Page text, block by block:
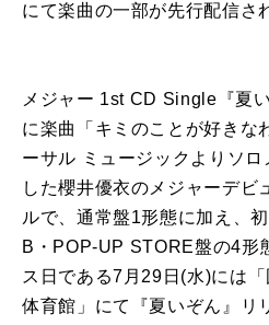
にて楽曲の一部が先行配信さ
メジャー 1st CD Single『夏
に楽曲「キミのことが好きな
ーサル ミュージックよりソ
した櫻井優衣のメジャーデビ
ルで、通常盤1形態に加え、
B・POP-UP STORE盤の4形
ス日である7月29日(水)には
体育館」にて『夏いぞん』リ